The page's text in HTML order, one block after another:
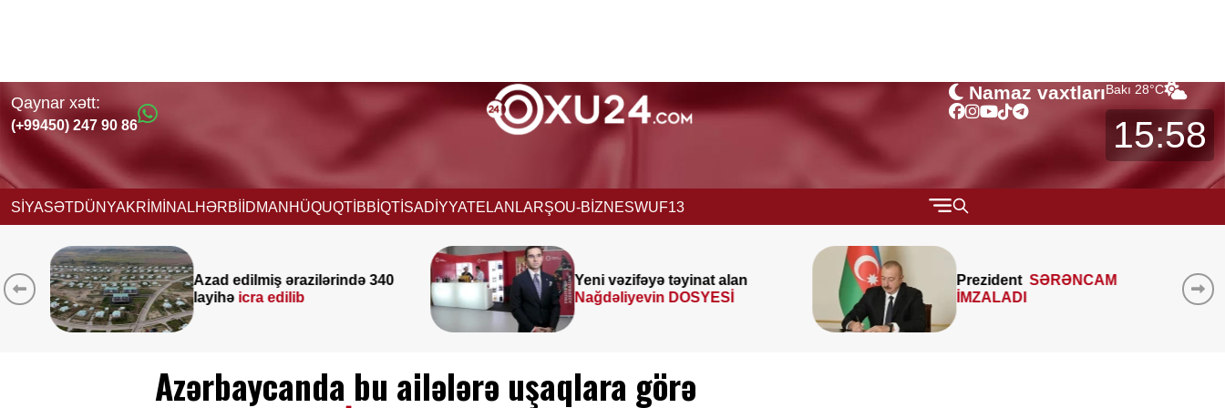
Qaynar xətt:
(+99450) 247 90 86
Namaz vaxtlarıBakı 28°C
15:58
SİYASƏTDÜNYAKRİMİNAL HƏRBİİDMANHÜQUQTİBBİQTİSADİYYATELANLARŞOU-BİZNESWUF13
MÜSAHİBƏ
MARAQLI
340
Yeni vəzifəyə təyinat alan
Nağdəliyevin DOSYESİ
PrezidentSƏRƏNCAM
İMZALADI
MTK-ların mənzil sahəsini
çöldən-çölə ölçməsi
qanunidirmi? –
Hüquqşünas
Azərbaycanda bu ailələrə uşaqlara görə